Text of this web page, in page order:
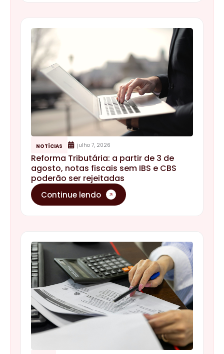
NOTÍCIAS julho 7, 2026
Reforma Tributária: a partir de 3 de
agosto, notas fiscais sem IBS e CBS
poderão ser rejeitadas
Continue lendo